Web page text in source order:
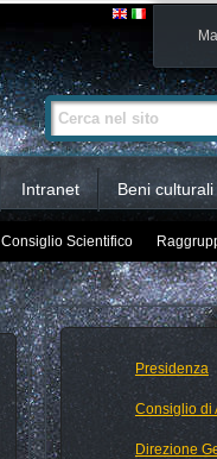
Cerca nel sito
Ricerca
avanzata…
Intranet Beni culturali
Consiglio Scientifico
Presidenza
Consiglio di
Direzione